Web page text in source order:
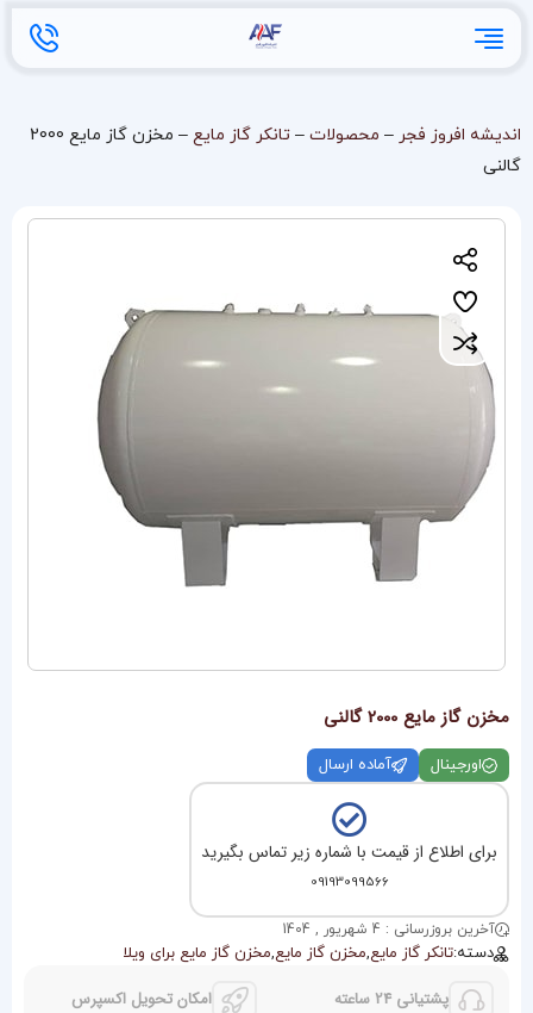
اندیشه افروز فجر – محصولات – تانکر گاز مایع –
مخزن گاز مایع 2000
گالنی
مخزن گاز مایع 2000 گالنی
اورجینال آماده ارسال
برای اطلاع از قیمت با شماره زیر تماس بگیرید
09193099566
آخرین بروزرسانی : 4 شهریور , 1404
دسته:تانکر گاز مایع,مخزن گاز مایع,مخزن گاز مایع برای ویلا
پشتیانی 24 ساعته امکان تحویل اکسپرس